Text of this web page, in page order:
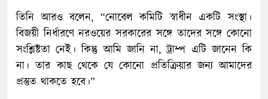
তিনি আরও বলেন, “নোবেল কমিটি স্বাধীন একটি সংস্থা।
বিজয়ী নির্ধারণে নরওয়ের সরকারের সঙ্গে তাদের সঙ্গে কোনো
সংশ্লিষ্টতা নেই। কিন্তু আমি জানি না, ট্রাম্প এটি জানেন কি
না। তার কাছ থেকে যে কোনো প্রতিক্রিয়ার জন্য আমাদের
প্রস্তুত থাকতে হবে।”